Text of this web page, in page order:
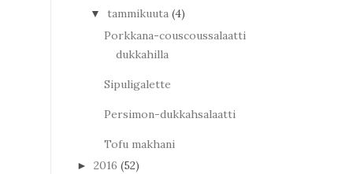
▼ tammikuuta (4)
Porkkana-couscoussalaatti
dukkahilla
Sipuligalette
Persimon-dukkahsalaatti
Tofu makhani
► 2016 (52)